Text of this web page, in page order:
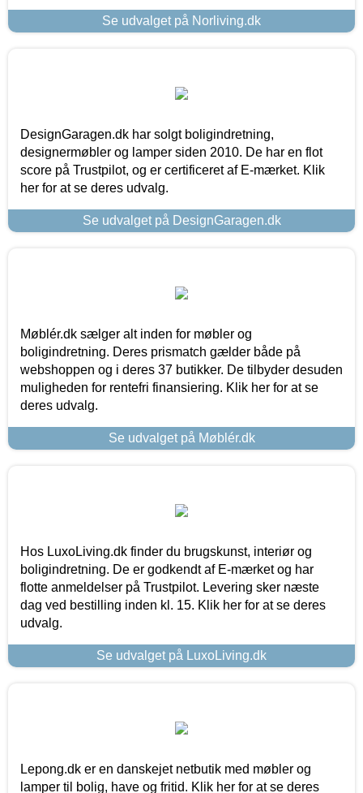
Se udvalget på Norliving.dk
DesignGaragen.dk har solgt boligindretning,
designermøbler og lamper siden 2010. De har en flot
score på Trustpilot, og er certificeret af E-mærket. Klik
her for at se deres udvalg.
Se udvalget på DesignGaragen.dk
Møblér.dk sælger alt inden for møbler og
boligindretning. Deres prismatch gælder både på
webshoppen og i deres 37 butikker. De tilbyder desuden
muligheden for rentefri finansiering. Klik her for at se
deres udvalg.
Se udvalget på Møblér.dk
Hos LuxoLiving.dk finder du brugskunst, interiør og
boligindretning. De er godkendt af E-mærket og har
flotte anmeldelser på Trustpilot. Levering sker næste
dag ved bestilling inden kl. 15. Klik her for at se deres
udvalg.
Se udvalget på LuxoLiving.dk
Lepong.dk er en danskejet netbutik med møbler og
lamper til bolig, have og fritid. Klik her for at se deres